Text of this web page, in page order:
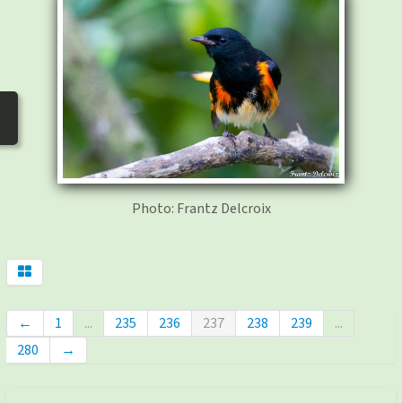
photos▼
Nos activités▼
Adhérer/faire un don
Liens
Photo: Frantz Delcroix
← 1 ... 235 236 237 238 239
...
280
→